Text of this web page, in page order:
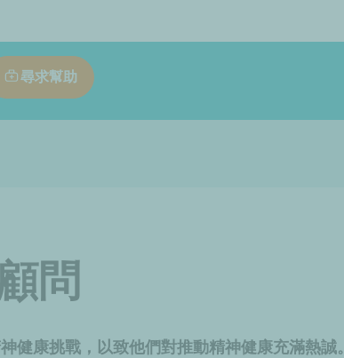
尋求幫助
問
健康挑戰，以致他們對推動精神健康充滿熱誠。